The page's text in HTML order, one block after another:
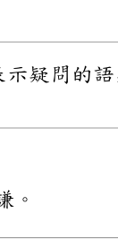
示疑問的語
。